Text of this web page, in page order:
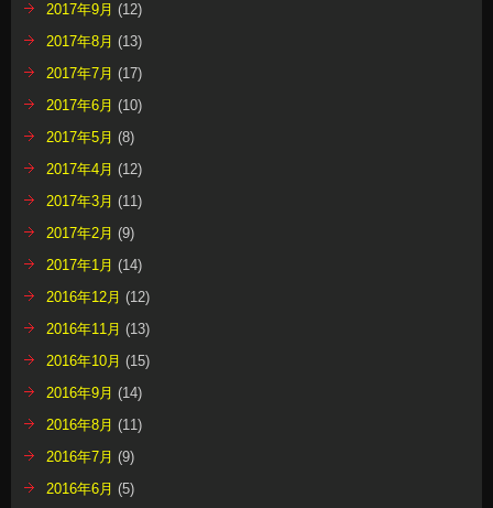
2017年9月 (12)
2017年8月 (13)
2017年7月 (17)
2017年6月 (10)
2017年5月 (8)
2017年4月 (12)
2017年3月 (11)
2017年2月 (9)
2017年1月 (14)
2016年12月 (12)
2016年11月 (13)
2016年10月 (15)
2016年9月 (14)
2016年8月 (11)
2016年7月 (9)
2016年6月 (5)